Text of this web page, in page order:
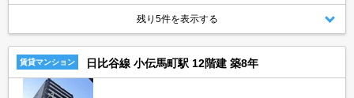
残り5件を表示する
賃貸マンション 日比谷線 小伝馬町駅 12階建 築8年